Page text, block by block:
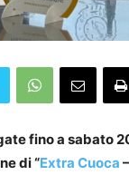
fino a sabato
di “Extra Cuoca